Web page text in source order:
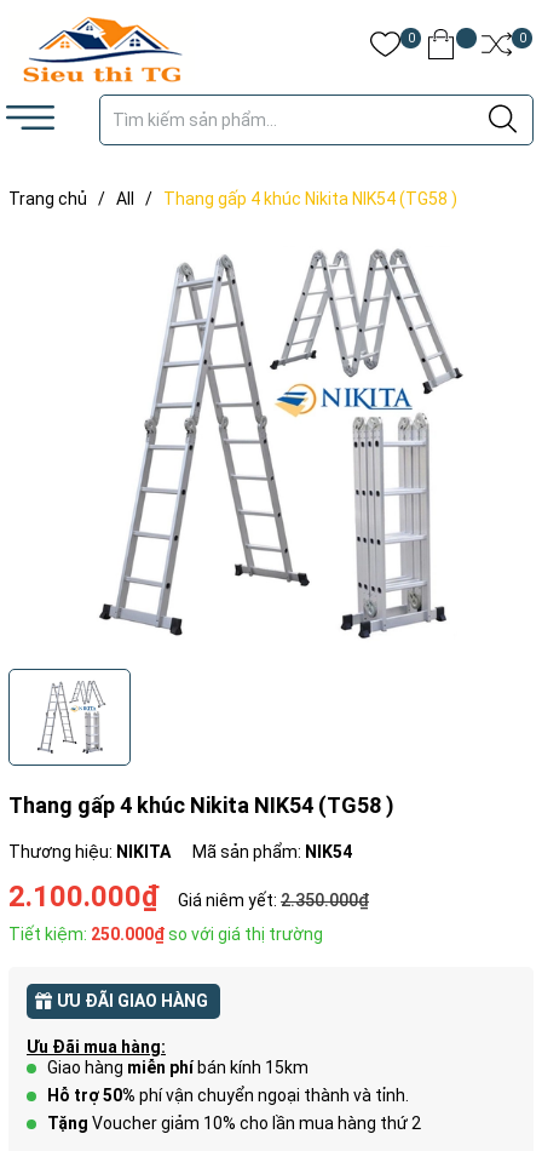
0 0
Trang chủ / All / Thang gấp 4 khúc Nikita NIK54 (TG58 )
Thang gấp 4 khúc Nikita NIK54 (TG58 )
Thương hiệu: NIKITA Mã sản phẩm: NIK54
2.100.000₫ Giá niêm yết: 2.350.000₫
Tiết kiệm: 250.000₫so với giá thị trường
ƯU ĐÃI GIAO HÀNG
Ưu Đãi mua hàng:
Giao hàng miễn phí bán kính 15km
Hỗ trợ 50% phí vận chuyển ngoại thành và tỉnh.
Tặng Voucher giảm 10% cho lần mua hàng thứ 2